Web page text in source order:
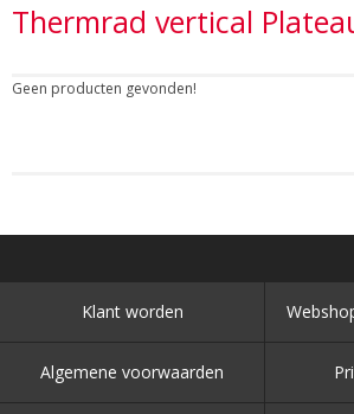
Thermrad vertical
Geen producten gevonden!
Klant worden
Algemene voorwaarden